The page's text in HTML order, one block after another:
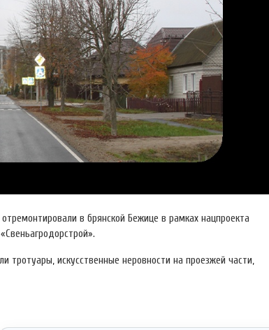
в брянской Бежице в рамках нацпроекта
тротуары, искусственные неровности на проезжей части,